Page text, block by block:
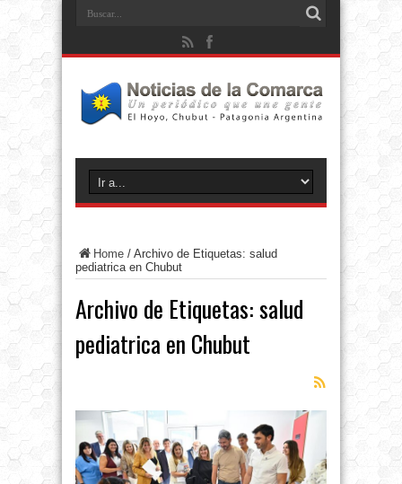
Home / Archivo de Etiquetas: salud
pediatrica en Chubut
Archivo de Etiquetas:salud
pediatrica en Chubut